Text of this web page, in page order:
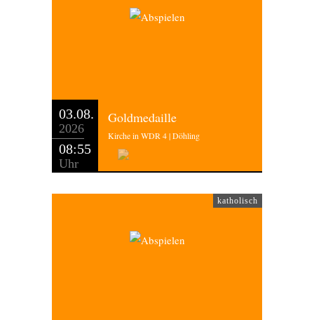
03.08.
2026
08:55
Uhr
Goldmedaille
Kirche in WDR 4 | Döhling
katholisch